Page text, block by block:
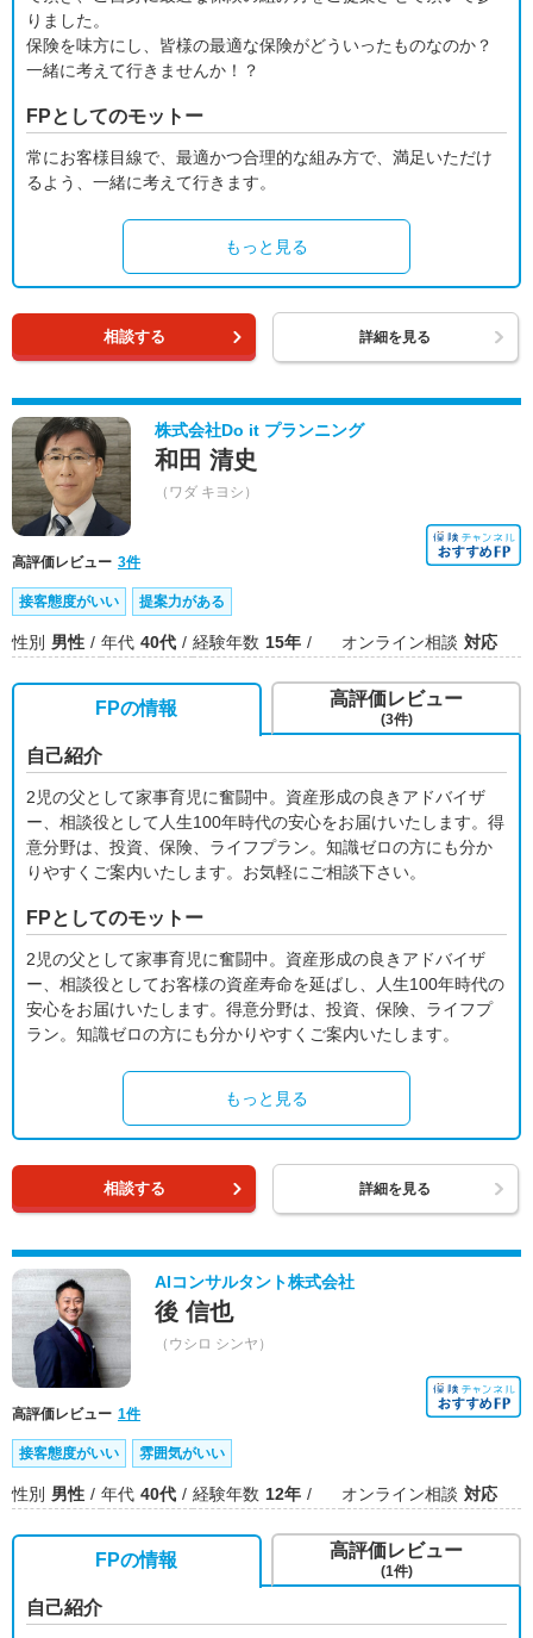
りました。
保険を味方にし、皆様の最適な保険がどういったものなのか？
一緒に考えて行きませんか！？
FPとしてのモットー
常にお客様目線で、最適かつ合理的な組み方で、満足いただけ
るよう、一緒に考えて行きます。
もっと見る
相談する 詳細を見る
株式会社Do it プランニング
和田 清史
（ワダ キヨシ）
高評価レビュー 3件
接客態度がいい 提案力がある
性別 男性 年代 40代 経験年数 15年 オンライン相談 対応
FPの情報
自己紹介
2児の父として家事育児に奮闘中。資産形成の良きアドバイザ
ー、相談役として人生100年時代の安心をお届けいたします。得
意分野は、投資、保険、ライフプラン。知識ゼロの方にも分か
りやすくご案内いたします。お気軽にご相談下さい。
FPとしてのモットー
2児の父として家事育児に奮闘中。資産形成の良きアドバイザ
ー、相談役としてお客様の資産寿命を延ばし、人生100年時代の
安心をお届けいたします。得意分野は、投資、保険、ライフプ
ラン。知識ゼロの方にも分かりやすくご案内いたします。
もっと見る
高評価レビュー
(3件)
相談する 詳細を見る
AIコンサルタント株式会社
後 信也
（ウシロ シンヤ）
高評価レビュー 1件
接客態度がいい 雰囲気がいい
性別 男性 年代 40代 経験年数 12年 オンライン相談 対応
FPの情報
自己紹介
高評価レビュー
(1件)